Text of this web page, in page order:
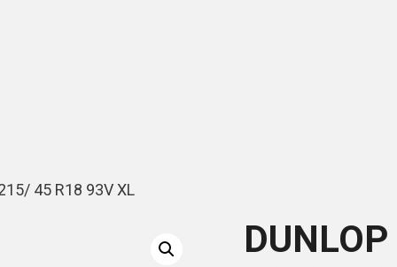
45 R18 93V XL
DUNLOP